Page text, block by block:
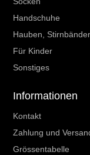
Handschuhe
Hauben,
Für Kinder
Sonstiges
Informationen
Kontakt
Zahlung und
Grössentabelle